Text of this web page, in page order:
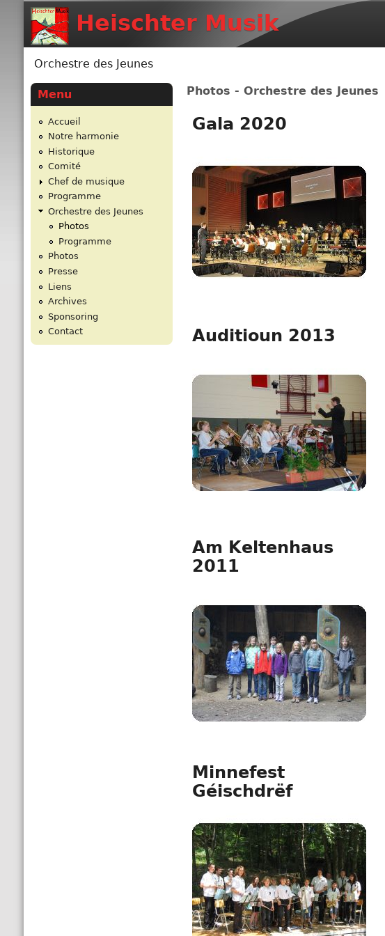
Heischter Musik
Vous êtes ici
Orchestre des Jeunes
Photos - Orchestre des Jeunes
Gala 2020
Auditioun 2013
Am Keltenhaus
2011
Minnefest
Géischdrëf
Menu
Accueil
Notre harmonie
Historique
Comité
Chef de musique
Programme
Orchestre des Jeunes
Photos
Programme
Photos
Presse
Liens
Archives
Sponsoring
Contact